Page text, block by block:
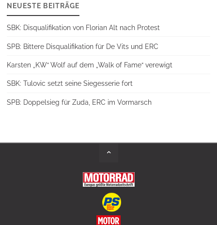
NEUESTE BEITRÄGE
SBK: Disqualifikation von Florian Alt nach Protest
SPB: Bittere Disqualifikation für De Vits und ERC
Karsten „KW“ Wolf auf dem „Walk of Fame“ verewigt
SBK: Tulovic setzt seine Siegesserie fort
SPB: Doppelsieg für Zuda, ERC im Vormarsch
Back